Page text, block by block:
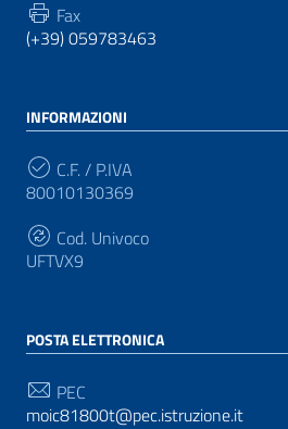
Fax
(+39) 059783463
INFORMAZIONI
C.F. / P.IVA
80010130369
Cod. Univoco
UFTVX9
POSTA ELETTRONICA
PEC
moic81800t@pec.istruzione.it